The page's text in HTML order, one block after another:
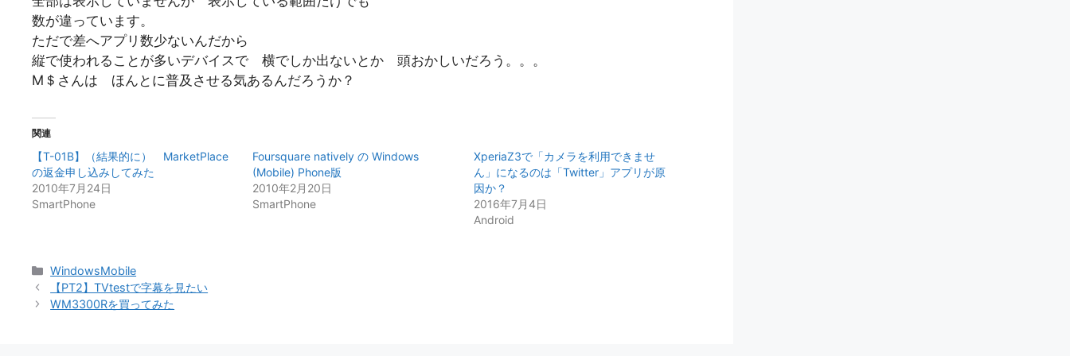
数が違っています。
ただで差へアプリ数少ないんだから
縦で使われることが多いデバイスで 横でしか出ないとか 頭おかしいだろう。。。
M＄さんは ほんとに普及させる気あるんだろうか？
関連
【T-01B】（結果的に） MarketPlace
の返金申し込みしてみた
2010年7月24日
SmartPhone
Foursquare natively の Windows
(Mobile) Phone版
2010年2月20日
SmartPhone
XperiaZ3で「カメラを利用できませ
ん」になるのは「Twitter」アプリが原
因か？
2016年7月4日
Android
カ
テ
ゴ
WindowsMobile
【PT2】TVtestで字幕を見たい
WM3300Rを買ってみた